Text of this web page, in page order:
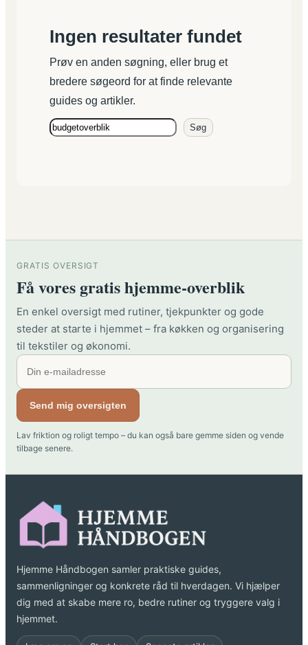
Håndbogen
Ingen resultater fundet
Prøv en anden søgning, eller brug et
bredere søgeord for at finde relevante
guides og artikler.
Prøv
Søg
GRATIS OVERSIGT
Få vores gratis hjemme-overblik
En enkel oversigt med rutiner, tjekpunkter og gode
steder at starte i hjemmet – fra køkken og organisering
til tekstiler og økonomi.
Send mig oversigten
Lav friktion og roligt tempo – du kan også bare gemme siden og vende
tilbage senere.
Hjemme Håndbogen samler praktiske guides,
sammenligninger og konkrete råd til hverdagen. Vi hjælper
dig med at skabe mere ro, bedre rutiner og tryggere valg i
hjemmet.